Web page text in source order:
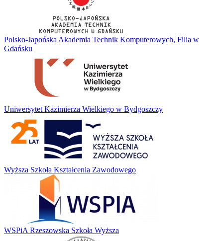
Polsko-Japońska Akademia Technik Komputerowych, Filia w
Gdańsku
Uniwersytet Kazimierza Wielkiego w Bydgoszczy
Wyższa Szkoła Kształcenia Zawodowego
WSPiA Rzeszowska Szkoła Wyższa